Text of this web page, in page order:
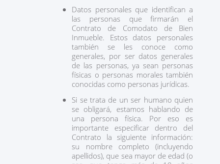
Datos personales que identifican a
las personas que firmarán el
Contrato de Comodato de Bien
Inmueble. Estos datos personales
también se les conoce como
generales, por ser datos generales
de las personas, ya sean personas
físicas o personas morales también
conocidas como personas jurídicas.
Si se trata de un ser humano quien
se obligará, estamos hablando de
una persona física. Por eso es
importante especificar dentro del
Contrato la siguiente información:
su nombre completo (incluyendo
apellidos), que sea mayor de edad (o